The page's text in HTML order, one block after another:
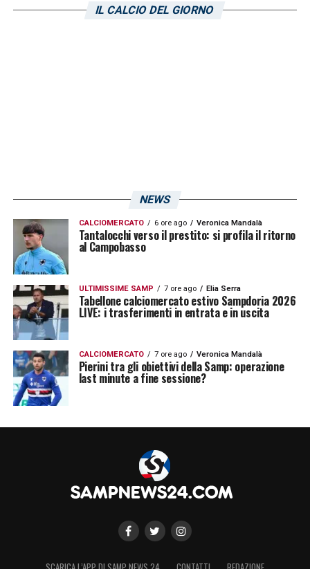
IL CALCIO DEL GIORNO
NEWS
CALCIOMERCATO 6 ore ago Veronica Mandalà
Tantalocchi verso il prestito: si profila il ritorno
al Campobasso
ULTIMISSIME SAMP 7 ore ago Elia Serra
Tabellone calciomercato estivo Sampdoria 2026
LIVE: i trasferimenti in entrata e in uscita
CALCIOMERCATO 7 ore ago Veronica Mandalà
Pierini tra gli obiettivi della Samp: operazione
last minute a fine sessione?